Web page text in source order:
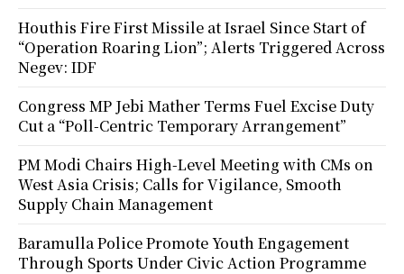
Houthis Fire First Missile at Israel Since Start of
“Operation Roaring Lion”; Alerts Triggered Across
Negev: IDF
Congress MP Jebi Mather Terms Fuel Excise Duty
Cut a “Poll-Centric Temporary Arrangement”
PM Modi Chairs High-Level Meeting with CMs on
West Asia Crisis; Calls for Vigilance, Smooth
Supply Chain Management
Baramulla Police Promote Youth Engagement
Through Sports Under Civic Action Programme